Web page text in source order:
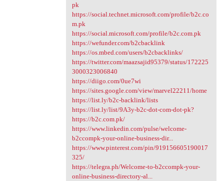
pk
https://social.technet.microsoft.com/profile/b2c.co
m.pk
https://social.microsoft.com/profile/b2c.com.pk
https://wefunder.com/b2cbacklink
https://os.mbed.com/users/b2cbacklinks/
https://twitter.com/maazsajid95379/status/172225
3000323006840
https://diigo.com/0ue7wi
https://sites.google.com/view/marvel22211/home
https://list.ly/b2c-backlink/lists
https://list.ly/list/9A3y-b2c-dot-com-dot-pk?
https://b2c.com.pk/
https://www.linkedin.com/pulse/welcome-
b2ccompk-your-online-business-dir...
https://www.pinterest.com/pin/919156605190017
325/
https://telegra.ph/Welcome-to-b2ccompk-your-
online-business-directory-al...